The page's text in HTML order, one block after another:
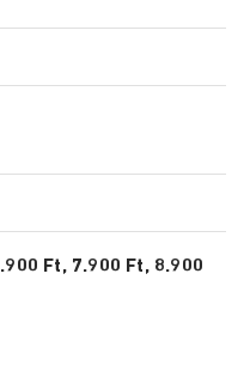
Ft, 7.900 Ft, 8.900